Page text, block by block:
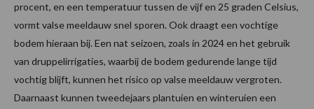
procent, en een temperatuur tussen de vijf en 25 graden Celsius,
vormt valse meeldauw snel sporen. Ook draagt een vochtige
bodem hieraan bij. Een nat seizoen, zoals in 2024 en het gebruik
van druppelirrigaties, waarbij de bodem gedurende lange tijd
vochtig blijft, kunnen het risico op valse meeldauw vergroten.
Daarnaast kunnen tweedejaars plantuien en winteruien een